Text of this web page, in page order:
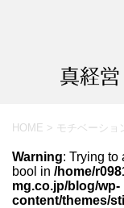
HOME > モチベーショ
Warning: Trying to
bool in /home/
mg.co.jp/blog/wp-
content/themes/